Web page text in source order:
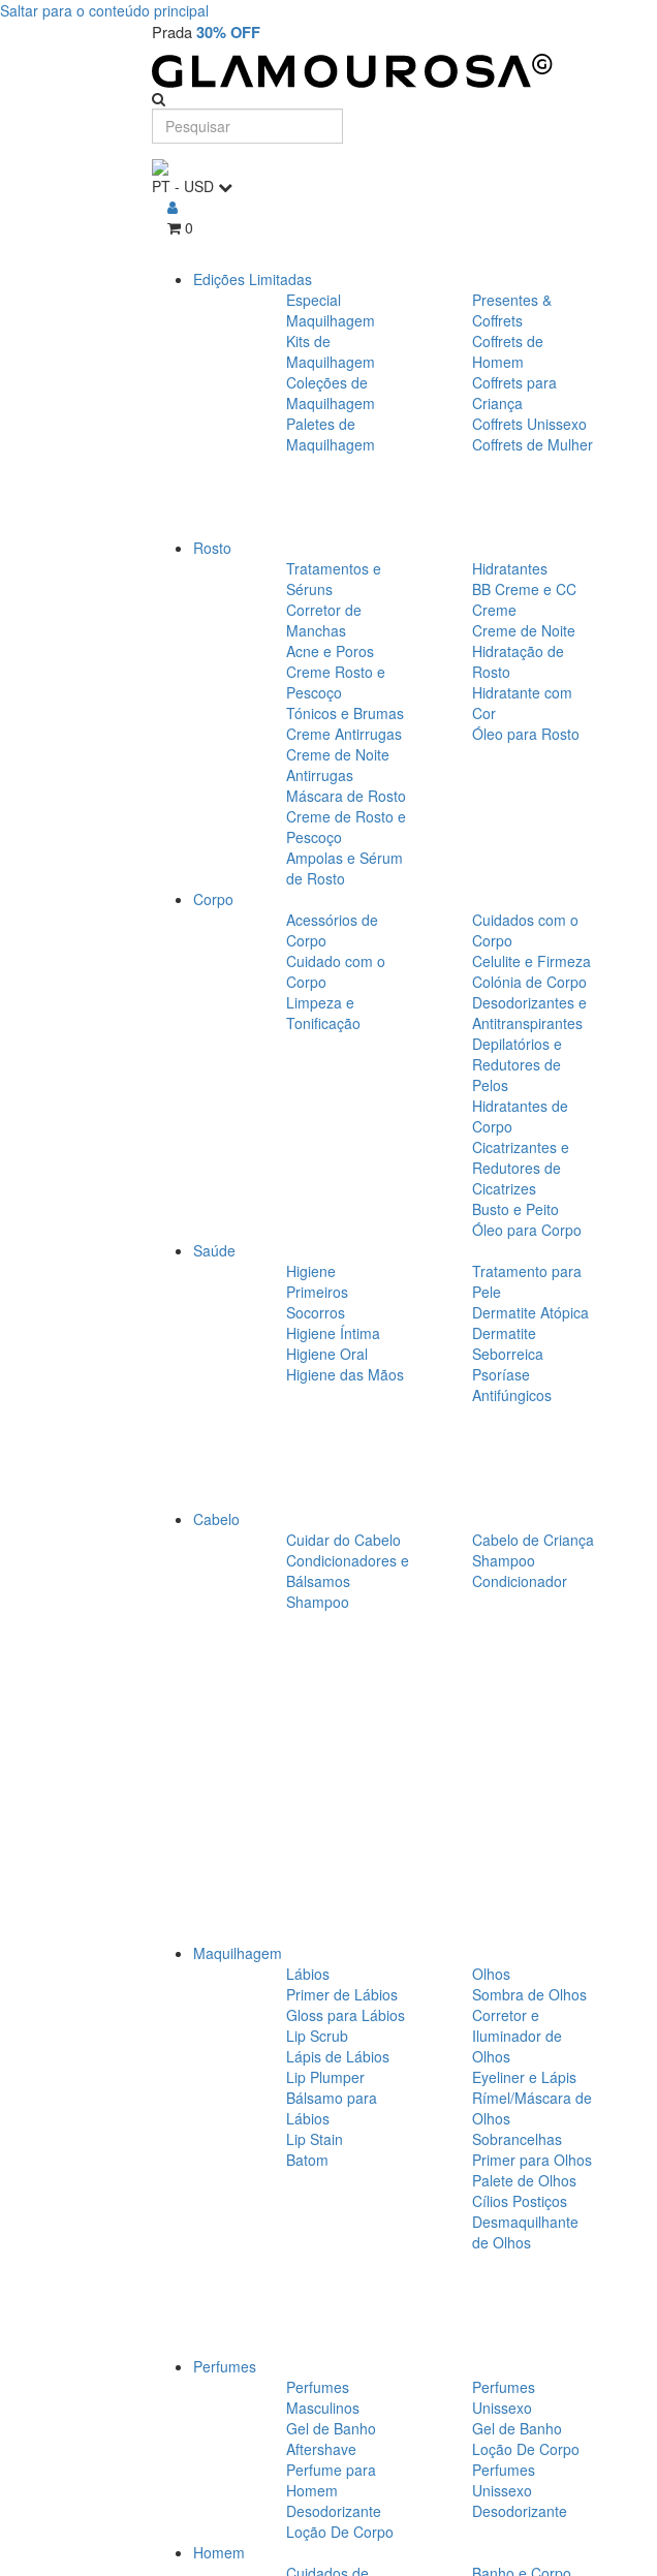
Saltar para o conteúdo principal
Prada30% OFF
PT - USD
0
Edições Limitadas
Especial
Maquilhagem
Kits de
Maquilhagem
Coleções de
Maquilhagem
Paletes de
Maquilhagem
Presentes &
Coffrets
Coffrets de
Homem
Coffrets para
Criança
Coffrets Unissexo
Coffrets de Mulher
Rosto
Tratamentos e
Séruns
Corretor de
Manchas
Acne e Poros
Creme Rosto e
Pescoço
Tónicos e Brumas
Creme Antirrugas
Creme de Noite
Antirrugas
Máscara de Rosto
Creme de Rosto e
Pescoço
Ampolas e Sérum
de Rosto
Hidratantes
BB Creme e CC
Creme
Creme de Noite
Hidratação de
Rosto
Hidratante com
Cor
Óleo para Rosto
Corpo
Acessórios de
Corpo
Cuidado com o
Corpo
Limpeza e
Tonificação
Cuidados com o
Corpo
Celulite e Firmeza
Colónia de Corpo
Desodorizantes e
Antitranspirantes
Depilatórios e
Redutores de
Pelos
Hidratantes de
Corpo
Cicatrizantes e
Redutores de
Cicatrizes
Busto e Peito
Óleo para Corpo
Saúde
Higiene
Primeiros
Socorros
Higiene Íntima
Higiene Oral
Higiene das Mãos
Tratamento para
Pele
Dermatite Atópica
Dermatite
Seborreica
Psoríase
Antifúngicos
Cabelo
Cuidar do Cabelo
Condicionadores e
Bálsamos
Shampoo
Cabelo de Criança
Shampoo
Condicionador
Maquilhagem
Lábios
Primer de Lábios
Gloss para Lábios
Lip Scrub
Lápis de Lábios
Lip Plumper
Bálsamo para
Lábios
Lip Stain
Batom
Olhos
Sombra de Olhos
Corretor e
Iluminador de
Olhos
Eyeliner e Lápis
Rímel/Máscara de
Olhos
Sobrancelhas
Primer para Olhos
Palete de Olhos
Cílios Postiços
Desmaquilhante
de Olhos
Perfumes
Perfumes
Masculinos
Gel de Banho
Aftershave
Perfume para
Homem
Desodorizante
Loção De Corpo
Perfumes
Unissexo
Gel de Banho
Loção De Corpo
Perfumes
Unissexo
Desodorizante
Homem